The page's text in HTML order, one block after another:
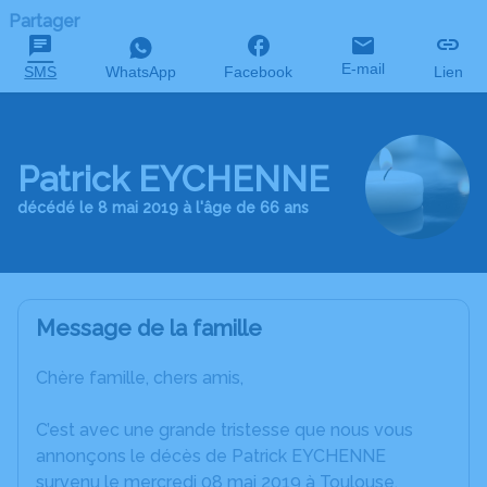
Partager
SMS WhatsApp Facebook E-mail Lien
Patrick EYCHENNE
décédé le 8 mai 2019 à l'âge de 66 ans
Message de la famille
Chère famille, chers amis,
C’est avec une grande tristesse que nous vous
annonçons le décès de Patrick EYCHENNE
survenu le mercredi 08 mai 2019 à Toulouse.